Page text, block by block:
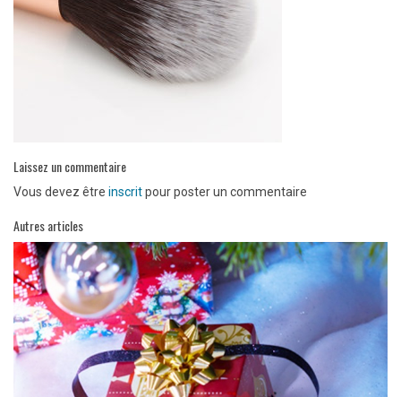
Laissez un commentaire
Vous devez être inscritpour poster un commentaire
Autres articles